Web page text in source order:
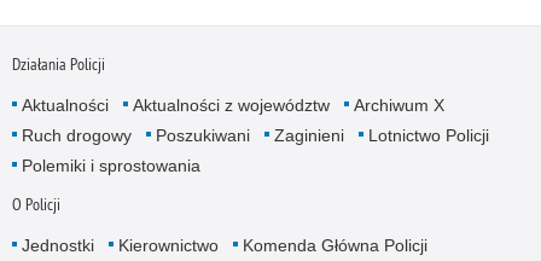
Działania Policji
Aktualności Aktualności z województw
Archiwum X
Ruch drogowy
Poszukiwani Zaginieni
Lotnictwo Policji
Polemiki i sprostowania
O Policji
Jednostki Kierownictwo
Komenda Główna Policji